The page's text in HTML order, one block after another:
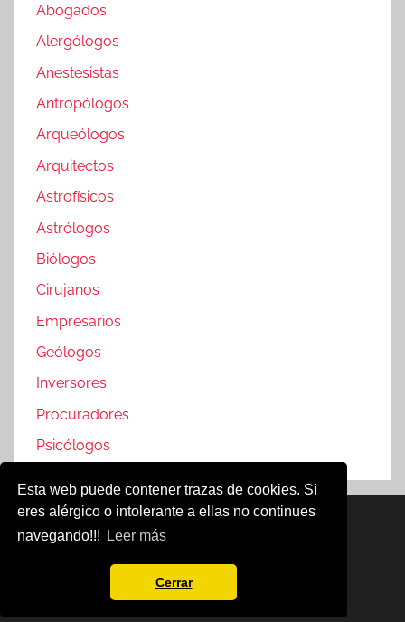
Esta web puede contener trazas de cookies. Si
eres alérgico o intolerante a ellas no continues
navegando!!!
Leer más
Cerrar
Abogados
Alergólogos
Anestesistas
Antropólogos
Arqueólogos
Arquitectos
Astrofísicos
Astrólogos
Biólogos
Cirujanos
Empresarios
Geólogos
Inversores
Procuradores
Psicólogos
Famosos @2019
Política de Cookies